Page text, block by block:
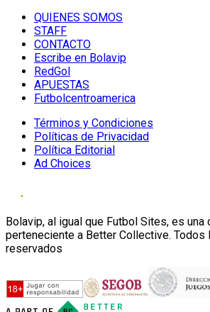
QUIENES SOMOS
STAFF
CONTACTO
Escribe en Bolavip
RedGol
APUESTAS
Futbolcentroamerica
Términos y Condiciones
Políticas de Privacidad
Política Editorial
Ad Choices
Bolavip, al igual que Futbol Sites, es una
perteneciente a Better Collective. Todos
reservados